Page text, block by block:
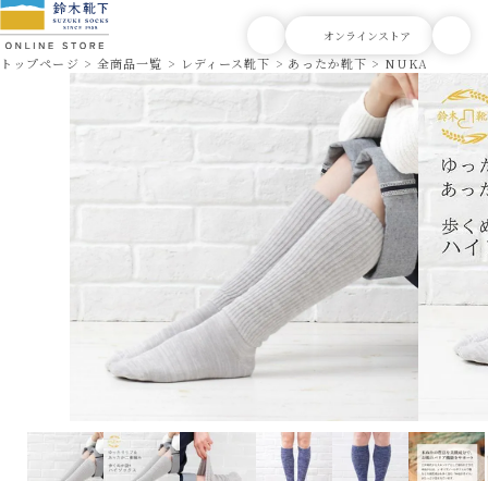
トップページ 全商品一覧 レディース靴下 あったか靴下 NUKATO ヌカ